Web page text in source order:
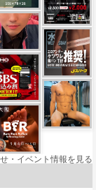
・イベント情報を見る